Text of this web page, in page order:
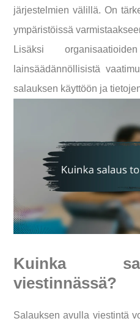
järjestelmien välillä. On
ympäristöissä
Lisäksi
lainsäädännöllisistä
salauksen käyttöön ja
Kuinka
viestinnässä?
Salauksen avulla viestintä